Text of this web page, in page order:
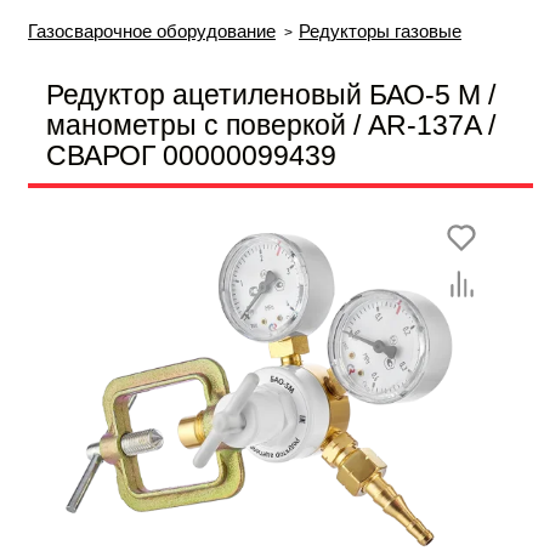
Газосварочное оборудование Редукторы газовые
Редуктор ацетиленовый БАО-5 М /
манометры с поверкой / AR-137A /
СВАРОГ 00000099439